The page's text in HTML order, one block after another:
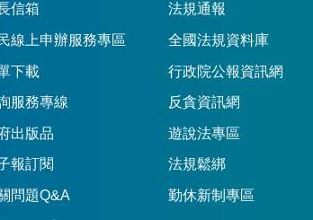
信箱
線上申辦服務專區
下載
服務專線
出版品
報訂閱
問題Q&A
法規通報
全國法規資料庫
行政院公報資訊網
反貪資訊網
遊說法專區
法規鬆綁
勤休新制專區